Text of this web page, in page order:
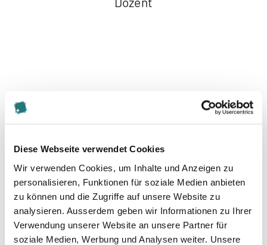
Diese Webseite verwendet Cookies
Wir verwenden Cookies, um Inhalte und Anzeigen zu
personalisieren, Funktionen für soziale Medien anbieten
zu können und die Zugriffe auf unsere Website zu
analysieren. Ausserdem geben wir Informationen zu Ihrer
Verwendung unserer Website an unsere Partner für
soziale Medien, Werbung und Analysen weiter. Unsere
Zur Merkliste hinzufügen